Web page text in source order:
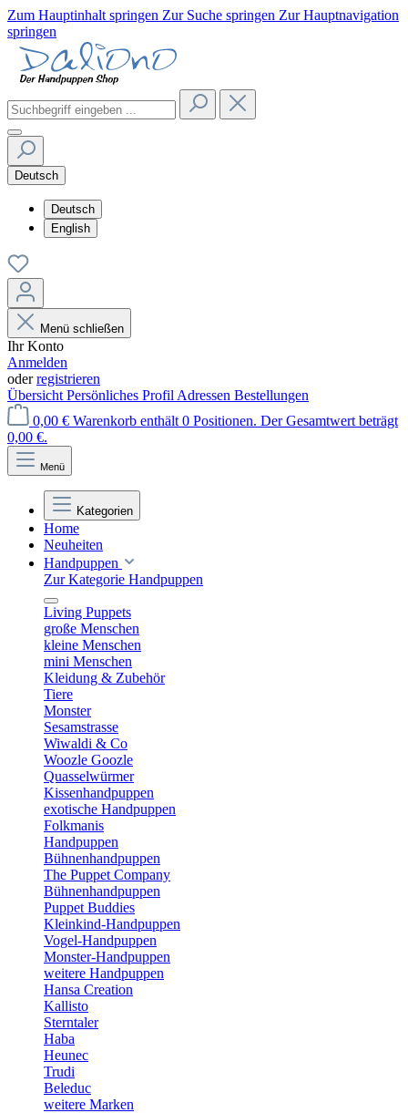
Zum Hauptinhalt springen Zur Suche springen Zur Hauptnavigation
springen
Deutsch
Deutsch
English
Menü schließen
Ihr Konto
Anmelden
oderregistrieren
Übersicht Persönliches Profil Adressen Bestellungen
0,00 € Warenkorb enthält 0 Positionen. Der Gesamtwert beträgt
0,00 €.
Menü
Kategorien
Home
Neuheiten
Handpuppen
Zur Kategorie Handpuppen
Living Puppets
große Menschen
kleine Menschen
mini Menschen
Kleidung & Zubehör
Tiere
Monster
Sesamstrasse
Wiwaldi & Co
Woozle Goozle
Quasselwürmer
Kissenhandpuppen
exotische Handpuppen
Folkmanis
Handpuppen
Bühnenhandpuppen
The Puppet Company
Bühnenhandpuppen
Puppet Buddies
Kleinkind-Handpuppen
Vogel-Handpuppen
Monster-Handpuppen
weitere Handpuppen
Hansa Creation
Kallisto
Sterntaler
Haba
Heunec
Trudi
Beleduc
weitere Marken